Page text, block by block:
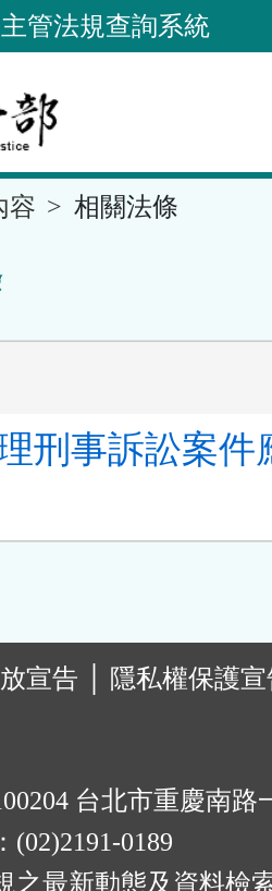
主管法規查詢系統
容 相關法條
刑事訴訟案件
宣告
隱私權保護
台北市重慶南路
0189
之最新動態及資料檢